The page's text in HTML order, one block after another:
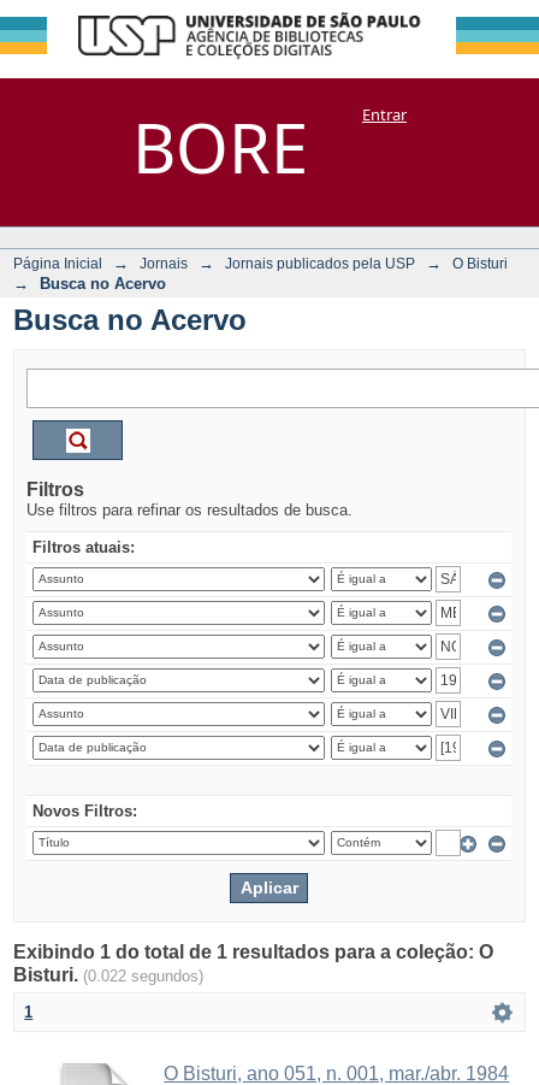
BORE
Busca no Acervo
DSpace/Manakin + CoriscoEntrar
Página Inicial → Jornais → Jornais publicados pela USP → O Bisturi
→ Busca no Acervo
Busca no Acervo
Filtros
Use filtros para refinar os resultados de busca.
Filtros atuais:
Novos Filtros:
Exibindo 1 do total de 1 resultados para a coleção: O
Bisturi. (0.022 segundos)
1
O Bisturi, ano 051, n. 001, mar./abr. 1984